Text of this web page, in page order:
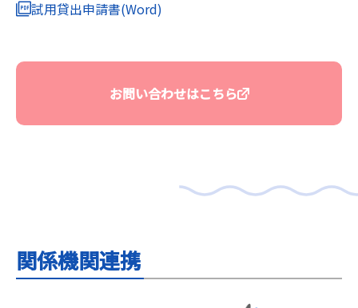
試用貸出申請書(Word)
お問い合わせはこちら
関係機関連携